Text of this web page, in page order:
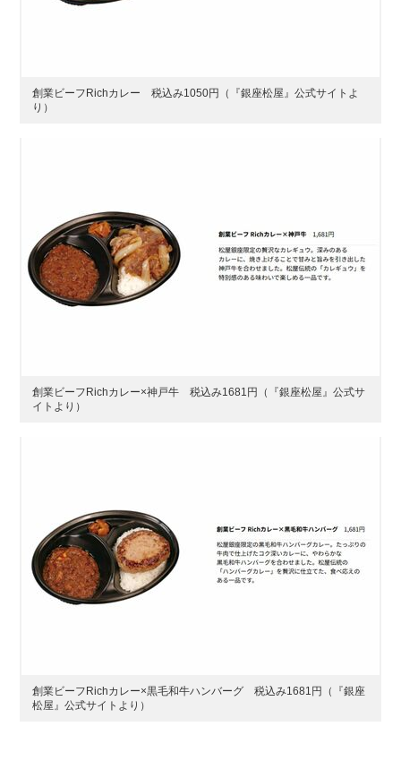
創業ビーフRichカレー 税込み1050円（『銀座松屋』公式サイトよ
り）
創業ビーフRichカレー×神戸牛 税込み1681円（『銀座松屋』公式サ
イトより）
創業ビーフRichカレー×黒毛和牛ハンバーグ 税込み1681円（『銀座
松屋』公式サイトより）